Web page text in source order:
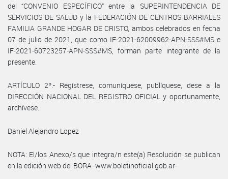
del “CONVENIO ESPECÍFICO” entre la SUPERINTENDENCIA DE
SERVICIOS DE SALUD y la FEDERACIÓN DE CENTROS BARRIALES
FAMILIA GRANDE HOGAR DE CRISTO, ambos celebrados en fecha
07 de julio de 2021, que como IF-2021-62009962-APN-SSS#MS e
IF-2021-60723257-APN-SSS#MS, forman parte integrante de la
presente.
ARTÍCULO 2º.- Regístrese, comuníquese, publíquese, dese a la
DIRECCIÓN NACIONAL DEL REGISTRO OFICIAL y oportunamente,
archívese.
Daniel Alejandro Lopez
NOTA: El/los Anexo/s que integra/n este(a) Resolución se publican
en la edición web del BORA -www.boletinoficial.gob.ar-